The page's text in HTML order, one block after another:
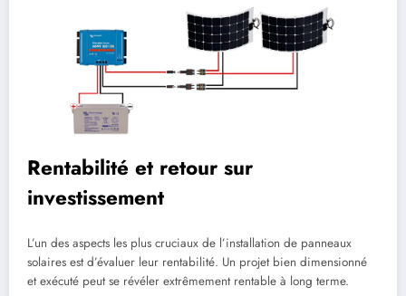
Rentabilité et retour sur
investissement
L’un des aspects les plus cruciaux de l’installation de panneaux
solaires est d’évaluer leur rentabilité. Un projet bien dimensionné
et exécuté peut se révéler extrêmement rentable à long terme.